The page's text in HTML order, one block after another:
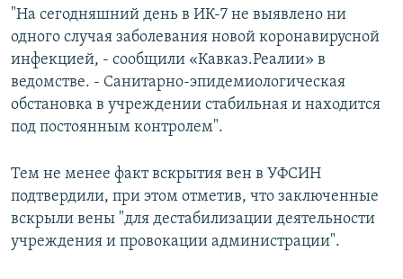
"На сегодняшний день в ИК-7 не выявлено ни
одного случая заболевания новой коронавирусной
инфекцией, - сообщили «Кавказ.Реалии» в
ведомстве. - Санитарно-эпидемиологическая
обстановка в учреждении стабильная и находится
под постоянным контролем".
Тем не менее факт вскрытия вен в УФСИН
подтвердили, при этом отметив, что заключенные
вскрыли вены "для дестабилизации деятельности
учреждения и провокации администрации".